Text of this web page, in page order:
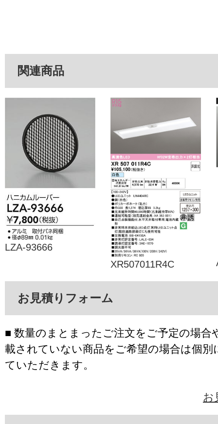
関連商品
LZA-93666
XR507011R4C
お見積りフォーム
■ 数量のまとまったご注文をご予定の場合
載されていない商品をご希望の場合は個別
ていただきます。
お